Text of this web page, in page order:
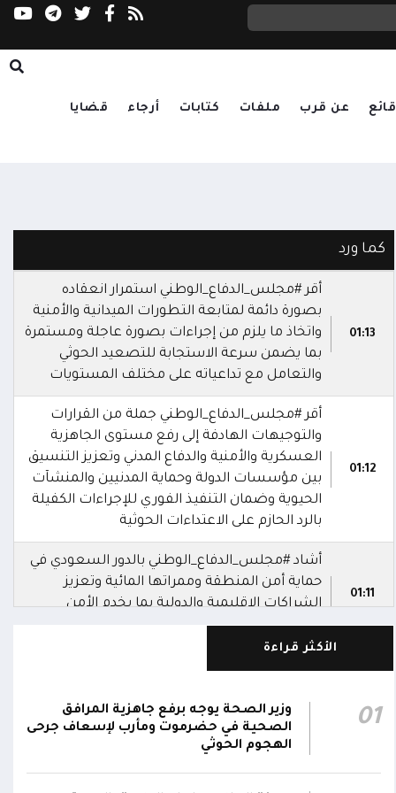
عن قرب ملفات كتابات أرجاء قضايا
كما ورد
01:13
أقر #مجلس_الدفاع_الوطني استمرار انعقاده
بصورة دائمة لمتابعة التطورات الميدانية والأمنية
واتخاذ ما يلزم من إجراءات بصورة عاجلة ومستمرة
بما يضمن سرعة الاستجابة للتصعيد الحوثي
والتعامل مع تداعياته على مختلف المستويات
01:12
أقر #مجلس_الدفاع_الوطني جملة من القرارات
والتوجيهات الهادفة إلى رفع مستوى الجاهزية
العسكرية والأمنية والدفاع المدني وتعزيز التنسيق
بين مؤسسات الدولة وحماية المدنيين والمنشآت
الحيوية وضمان التنفيذ الفوري للإجراءات الكفيلة
بالرد الحازم على الاعتداءات الحوثية
01:11
أشاد #مجلس_الدفاع_الوطني بالدور السعودي في
حماية أمن المنطقة وممراتها المائية وتعزيز
الشراكات الإقليمية والدولية بما يخدم الأمن
والاستقرار في المنطقة
01:10
وباكستان، مؤكدا انها خطوة استراتيجية لتعزيز
الأمن الجماعي والاستقرار الإقليمي والتعاون
الدفاعي
دعا #مجلس_الدفاع_الوطني القوى السياسية
الأكثر قراءة
01
وزير الصحة يوجه برفع جاهزية المرافق
الصحية في حضرموت ومأرب لإسعاف جرحى
الهجوم الحوثي